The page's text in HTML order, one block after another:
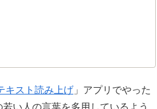
キスト読み上げ 」アプリでやった
い人の言葉を多用しているよう